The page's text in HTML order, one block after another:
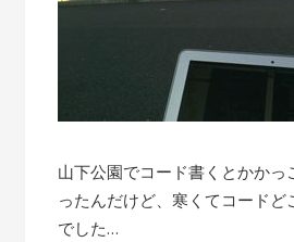
山下公園でコード書くとかかっ
ったんだけど、寒くてコードど
でした…